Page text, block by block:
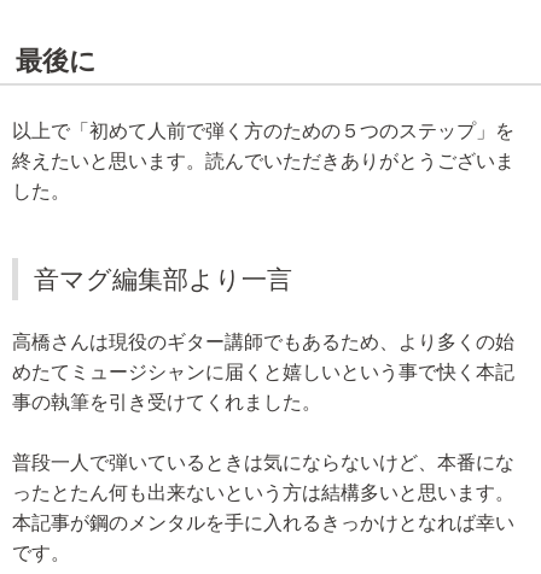
最後に
以上で「初めて人前で弾く方のための５つのステップ」を
終えたいと思います。読んでいただきありがとうございま
した。
音マグ編集部より一言
高橋さんは現役のギター講師でもあるため、より多くの始
めたてミュージシャンに届くと嬉しいという事で快く本記
事の執筆を引き受けてくれました。
普段一人で弾いているときは気にならないけど、本番にな
ったとたん何も出来ないという方は結構多いと思います。
本記事が鋼のメンタルを手に入れるきっかけとなれば幸い
です。